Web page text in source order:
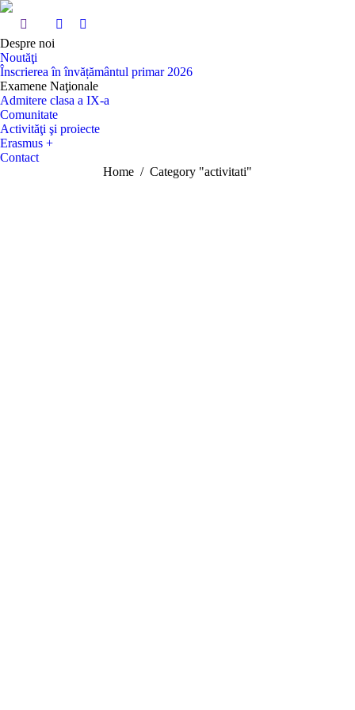
Despre noi
Noutăţi
Înscrierea în învățământul primar 2026
Examene Naţionale
Admitere clasa a IX-a
Comunitate
Activităţi şi proiecte
Erasmus +
Contact
You are here:
Home Category "activitati"